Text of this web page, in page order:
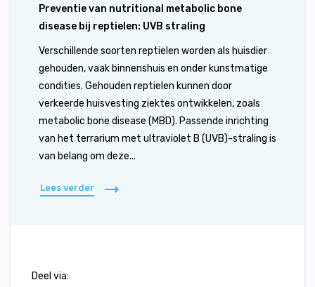
Preventie van nutritional metabolic bone
disease bij reptielen: UVB straling
Verschillende soorten reptielen worden als huisdier
gehouden, vaak binnenshuis en onder kunstmatige
condities. Gehouden reptielen kunnen door
verkeerde huisvesting ziektes ontwikkelen, zoals
metabolic bone disease (MBD). Passende inrichting
van het terrarium met ultraviolet B (UVB)-straling is
van belang om deze...
Lees verder
Deel via: